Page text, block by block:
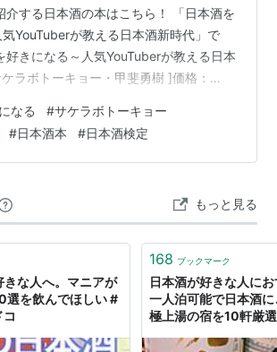
介する日本酒の本はこちら！ 「日本酒を
YouTuberが教える日本酒新時代」で
好きになる～人気YouTuberが教える日本
ラボトーキョー・甲斐勇樹 ]価格：
何故かボロボロです。 鞄に入れて持ち
と思います・・・笑 本記事は自称日本
歴約2年／日本酒検定2級所持）による
好きになるを読んだ感想【総評】 …
なる #サケラボトーキョー
#日本酒本 #日本酒検定
もっと見る
きな人へ。マニアが
選を飲んでほしい #
168 ブックマーク
日本酒が好きな人に
一人泊可能で日本酒
極上湯の宿を10軒厳